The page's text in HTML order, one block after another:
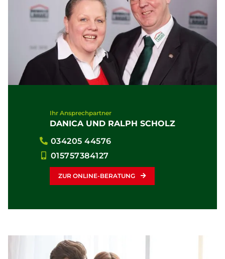
Ihr Ansprechpartner
DANICA UND RALPH SCHOLZ
034205 44576
015757384127
ZUR ONLINE-BERATUNG